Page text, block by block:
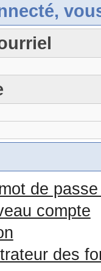
de
compte
des